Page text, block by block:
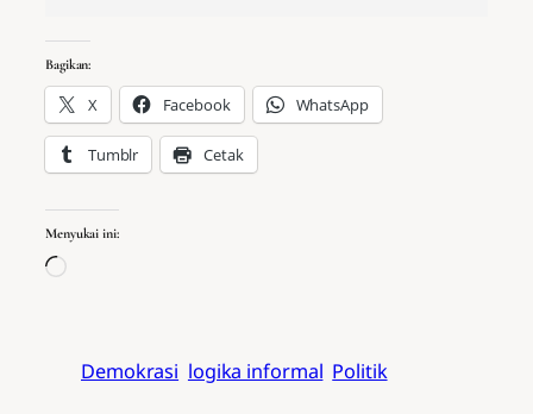
Bagikan:
X Facebook WhatsApp
Tumblr Cetak
Menyukai ini:
Memuat…
Demokrasi logika informal Politik